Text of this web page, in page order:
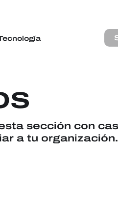
sección con
a tu organización.